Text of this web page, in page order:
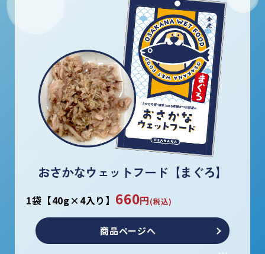
おさかなウェットフード【まぐろ】
1袋【40g×4入り】 660円(税込)
商品ページへ